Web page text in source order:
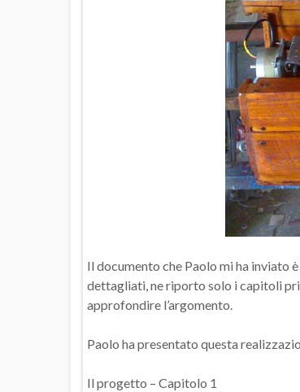
Il documento che Paolo mi ha inviato
dettagliati, ne riporto solo i capitoli
approfondire l’argomento.
Paolo ha presentato questa
Il progetto – Capitolo 1